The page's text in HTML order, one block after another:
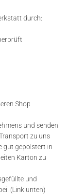
durch:
Shop
und senden
zu uns
gut gepolstert in
Karton zu
und
(Link unten)